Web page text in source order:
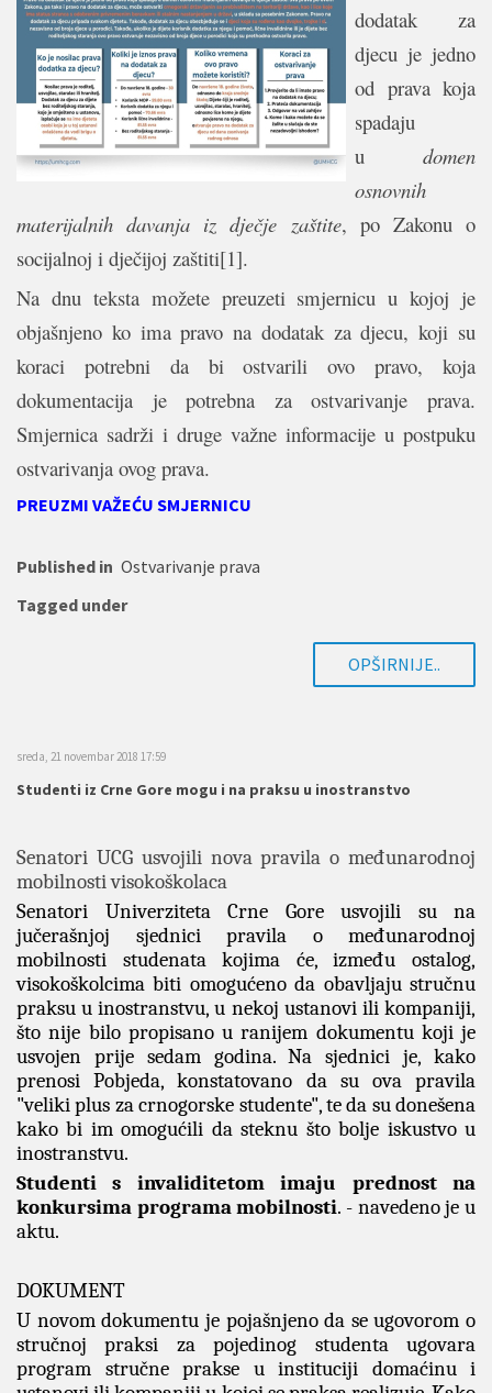
dodatak za
djecu je jedno
od prava koja
spadaju
u domen
osnovnih
materijalnih davanja iz dječje zaštite, po Zakonu o
socijalnoj i dječijoj zaštiti[1].
Na dnu teksta možete preuzeti smjernicu u kojoj je
objašnjeno ko ima pravo na dodatak za djecu, koji su
koraci potrebni da bi ostvarili ovo pravo, koja
dokumentacija je potrebna za ostvarivanje prava.
Smjernica sadrži i druge važne informacije u postpuku
ostvarivanja ovog prava.
PREUZMI VAŽEĆU SMJERNICU
Published in Ostvarivanje prava
Tagged under
OPŠIRNIJE..
sreda, 21 novembar 2018 17:59
Studenti iz Crne Gore mogu i na praksu u inostranstvo
Senatori UCG usvojili nova pravila o međunarodnoj
mobilnosti visokoškolaca
Senatori Univerziteta Crne Gore usvojili su na
jučerašnjoj sjednici pravila o međunarodnoj
mobilnosti studenata kojima će, između ostalog,
visokoškolcima biti omogućeno da obavljaju stručnu
praksu u inostranstvu, u nekoj ustanovi ili kompaniji,
što nije bilo propisano u ranijem dokumentu koji je
usvojen prije sedam godina. Na sjednici je, kako
prenosi Pobjeda, konstatovano da su ova pravila
"veliki plus za crnogorske studente", te da su donešena
kako bi im omogućili da steknu što bolje iskustvo u
inostranstvu.
Studenti s invaliditetom imaju prednost na
konkursima programa mobilnosti. - navedeno je u
aktu.
DOKUMENT
U novom dokumentu je pojašnjeno da se ugovorom o
stručnoj praksi za pojedinog studenta ugovara
program stručne prakse u instituciji domaćinu i